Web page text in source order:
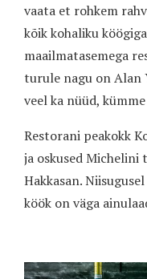
vaata et rohkem
kõik kohaliku
maailmatasemega
turule nagu on Alan
veel ka nüüd,
Restorani peakokk
ja oskused
Hakkasan.
köök on väga